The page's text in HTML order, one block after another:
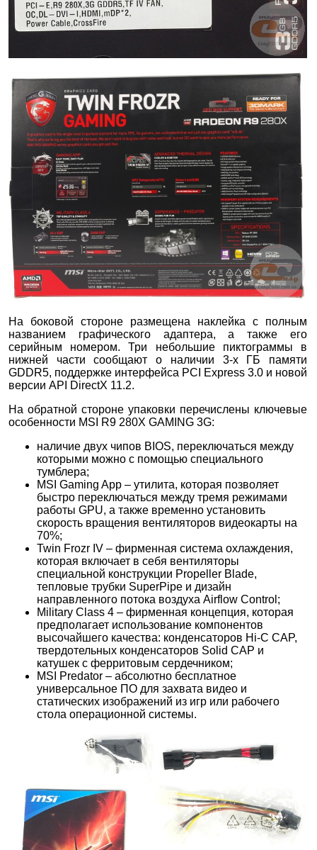
На боковой стороне размещена наклейка с полным
названием графического адаптера, а также его
серийным номером. Три небольшие пиктограммы в
нижней части сообщают о наличии 3-х ГБ памяти
GDDR5, поддержке интерфейса PCI Express 3.0 и новой
версии API DirectX 11.2.
На обратной стороне упаковки перечислены ключевые
особенности MSI R9 280X GAMING 3G:
наличие двух чипов BIOS, переключаться между
которыми можно с помощью специального
тумблера;
MSI Gaming App – утилита, которая позволяет
быстро переключаться между тремя режимами
работы GPU, а также временно установить
скорость вращения вентиляторов видеокарты на
70%;
Twin Frozr IV – фирменная система охлаждения,
которая включает в себя вентиляторы
специальной конструкции Propeller Blade,
тепловые трубки SuperPipe и дизайн
направленного потока воздуха Airflow Control;
Military Class 4 – фирменная концепция, которая
предполагает использование компонентов
высочайшего качества: конденсаторов Hi-C CAP,
твердотельных конденсаторов Solid CAP и
катушек с ферритовым сердечником;
MSI Predator – абсолютно бесплатное
универсальное ПО для захвата видео и
статических изображений из игр или рабочего
стола операционной системы.